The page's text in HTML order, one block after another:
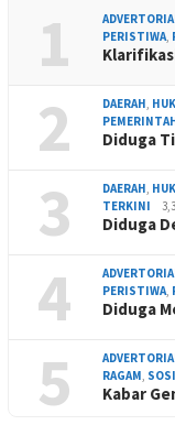
1
PERISTIWA,
2 DAERAH,
Diduga
3 DAERAH,
TERKINI
Diduga
4
PERISTIWA,
Diduga
5
RAGAM,
Kabar